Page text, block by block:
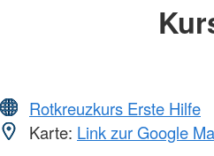
Rotkreuzkurs Erste Hilfe
Karte: Link zur Google